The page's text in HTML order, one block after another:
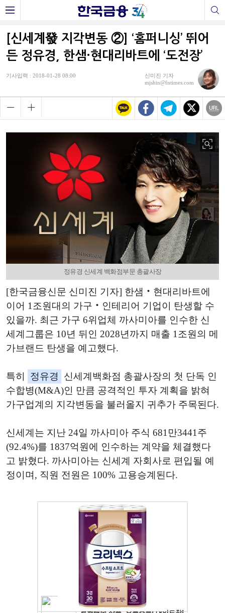
[신세계發 지각변동 ②] ‘홈퍼니싱’ 뛰어
든 정유경, 한샘·현대리바트에 ‘도전장’
기사입력 : 2018-01-28 08:00
신미진 기자
mjshin@fntimes.com
정유경 신세계 백화점부문 총괄사장
[한국금융신문 신미진 기자] 한샘‧현대리바트에
이어 1조원대의 가구‧인테리어 기업이 탄생할 수
있을까. 최근 가구 6위업체 까사미아를 인수한 신
세계그룹은 10년 뒤인 2028년까지 매출 1조원의 메
가브랜드 탄생을 예고했다.
특히 정유경
신세계백화점 총괄사장의 첫 단독 인
수합병(M&A)인 만큼 공격적인 투자 계획을 밝혀
가구업계의 지각변동을 불러올지 귀추가 주목된다.
신세계는 지난 24일 까사미아 주식 681만3441주
(92.4%)를 1837억원에 인수하는 계약을 체결했다
고 밝혔다. 까사미아는 신세계 자회사로 편입될 예
정이며, 직원 전원은 100% 고용승계된다.